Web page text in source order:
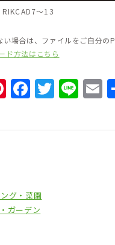
RIKCAD7～13
場合は、ファイルをご自分の
ド方法はこちら
Pinterest
グ・菜園
ガーデン